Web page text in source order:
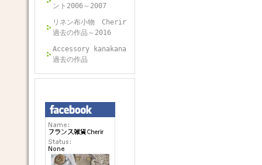
ント2006～2007
リネン布小物 Cherir
過去の作品～2016
Accessory kanakana
過去の作品